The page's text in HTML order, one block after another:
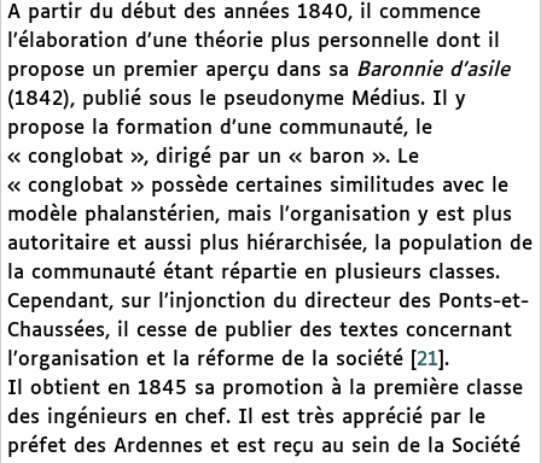
A partir du début des années 1840, il commence
l’élaboration d’une théorie plus personnelle dont il
propose un premier aperçu dans sa Baronnie d’asile
(1842), publié sous le pseudonyme Médius. Il y
propose la formation d’une communauté, le
« conglobat », dirigé par un « baron ». Le
« conglobat » possède certaines similitudes avec le
modèle phalanstérien, mais l’organisation y est plus
autoritaire et aussi plus hiérarchisée, la population de
la communauté étant répartie en plusieurs classes.
Cependant, sur l’injonction du directeur des Ponts-et-
Chaussées, il cesse de publier des textes concernant
l’organisation et la réforme de la société
21 .
Il obtient en 1845 sa promotion à la première classe
des ingénieurs en chef. Il est très apprécié par le
préfet des Ardennes et est reçu au sein de la Société